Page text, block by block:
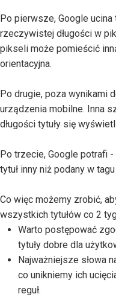
Po pierwsze, Google
rzeczywistej długości w
pikseli może pomieścić
orientacyjna.
Po drugie, poza wynikami
urządzenia mobilne. Inna
długości tytuły się
Po trzecie, Google potrafi
tytuł inny niż podany w
Co więc możemy zrobić,
wszystkich tytułów co 2
Warto postępować
tytuły dobre dla
Najważniejsze słowa
co unikniemy ich
reguł.